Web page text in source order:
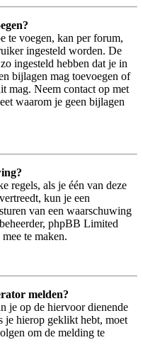
te voegen, kan per forum,
ingesteld worden. De
ingesteld hebben dat je in
bijlagen mag toevoegen of
mag. Neem contact op met
waarom je geen bijlagen
regels, als je één van deze
kun je een
van een waarschuwing
phpBB Limited
te maken.
melden?
je op de hiervoor dienende
hierop geklikt hebt, moet
om de melding te